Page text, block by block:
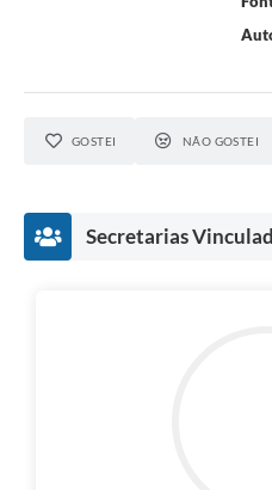
GOSTEI NÃO GOSTEI
Secretarias